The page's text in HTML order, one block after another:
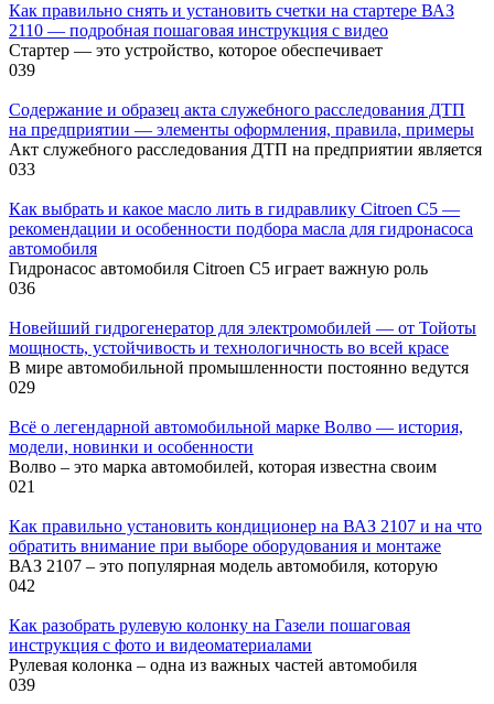
Как правильно снять и установить счетки на стартере ВАЗ
2110 — подробная пошаговая инструкция с видео
Стартер — это устройство, которое обеспечивает
039
Содержание и образец акта служебного расследования ДТП
на предприятии — элементы оформления, правила, примеры
Акт служебного расследования ДТП на предприятии является
033
Как выбрать и какое масло лить в гидравлику Citroen C5 —
рекомендации и особенности подбора масла для гидронасоса
автомобиля
Гидронасос автомобиля Citroen C5 играет важную роль
036
Новейший гидрогенератор для электромобилей — от Тойоты
мощность, устойчивость и технологичность во всей красе
В мире автомобильной промышленности постоянно ведутся
029
Всё о легендарной автомобильной марке Волво — история,
модели, новинки и особенности
Волво – это марка автомобилей, которая известна своим
021
Как правильно установить кондиционер на ВАЗ 2107 и на что
обратить внимание при выборе оборудования и монтаже
ВАЗ 2107 – это популярная модель автомобиля, которую
042
Как разобрать рулевую колонку на Газели пошаговая
инструкция с фото и видеоматериалами
Рулевая колонка – одна из важных частей автомобиля
039